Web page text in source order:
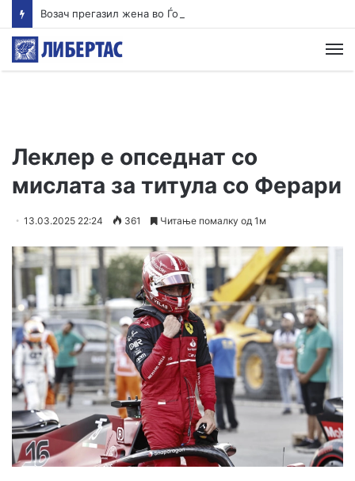
Леклер е опседнат со
мислата за титула со Ферари
13.03.2025 22:24 361 Читање помалку од 1м